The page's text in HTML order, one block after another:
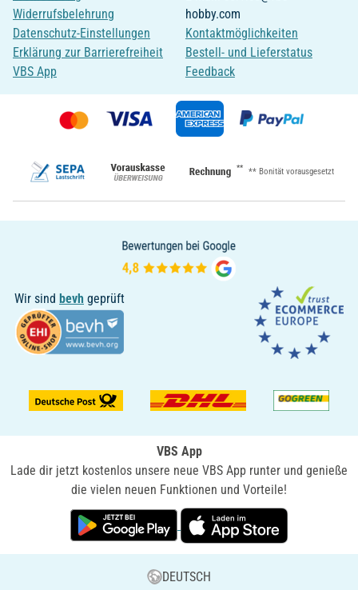
Widerrufsbelehrung
Datenschutz-Einstellungen
Erklärung zur Barrierefreiheit
VBS App
hobby.com
Kontaktmöglichkeiten
Bestell- und Lieferstatus
Feedback
** ** Bonität vorausgesetzt
Wir sind bevh geprüft
VBS App
Lade dir jetzt kostenlos unsere neue VBS App runter und genieße
die vielen neuen Funktionen und Vorteile!
DEUTSCH